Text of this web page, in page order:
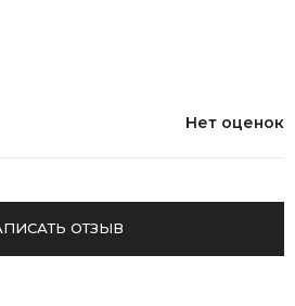
Нет оценок
ОТЗЫВ